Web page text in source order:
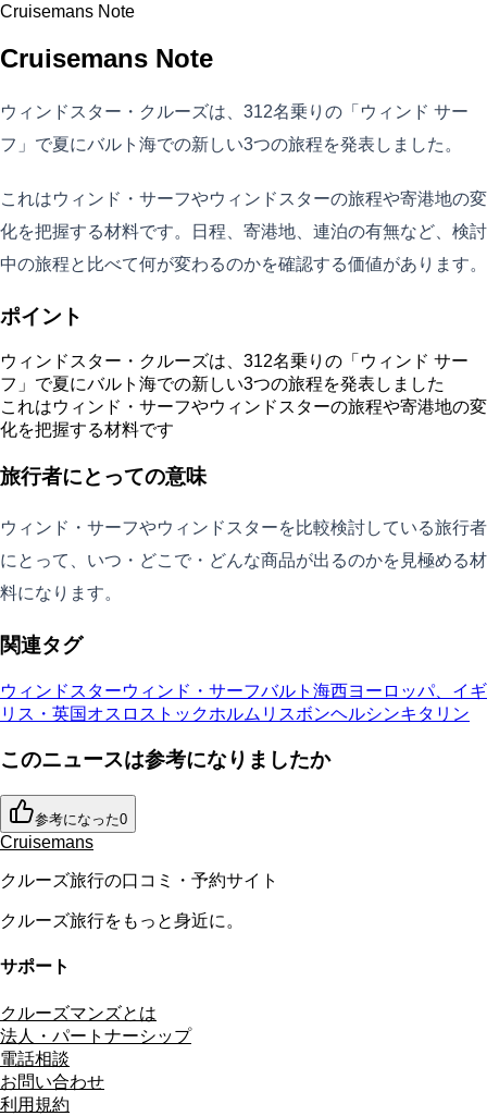
Cruisemans Note
Cruisemans Note
ウィンドスター・クルーズは、312名乗りの「ウィンド サー
フ」で夏にバルト海での新しい3つの旅程を発表しました。
これはウィンド・サーフやウィンドスターの旅程や寄港地の変
化を把握する材料です。日程、寄港地、連泊の有無など、検討
中の旅程と比べて何が変わるのかを確認する価値があります。
ポイント
ウィンドスター・クルーズは、312名乗りの「ウィンド サー
フ」で夏にバルト海での新しい3つの旅程を発表しました
これはウィンド・サーフやウィンドスターの旅程や寄港地の変
化を把握する材料です
旅行者にとっての意味
ウィンド・サーフやウィンドスターを比較検討している旅行者
にとって、いつ・どこで・どんな商品が出るのかを見極める材
料になります。
関連タグ
ウィンドスターウィンド・サーフバルト海西ヨーロッパ、イギ
リス・英国オスロ ストックホルム リスボンヘルシンキ タリン
このニュースは参考になりましたか
参考になった0
Cruisemans
クルーズ旅行の口コミ・予約サイト
クルーズ旅行をもっと身近に。
サポート
クルーズマンズとは
法人・パートナーシップ
電話相談
お問い合わせ
利用規約